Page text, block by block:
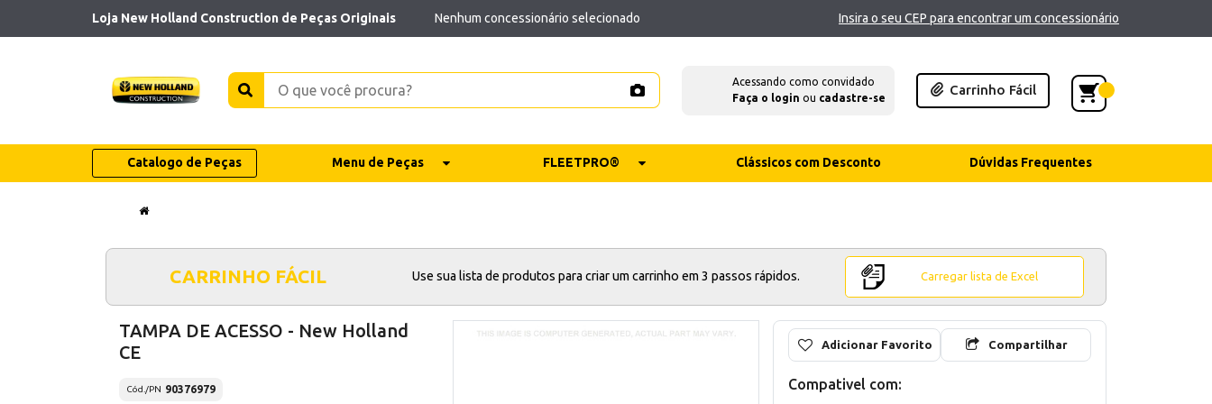
Loja New Holland Construction de Peças Originais Nenhum concessionário selecionado Insira o seu CEP para encontrar um concessionário
Acessando como convidado
Faça o login ou cadastre-se
Carrinho Fácil
Catalogo de Peças Menu de Peças FLEETPRO® Clássicos com Desconto Dúvidas Frequentes
CARRINHO FÁCIL Use sua lista de produtos para criar um carrinho em 3 passos rápidos. Carregar lista de Excel
TAMPA DE ACESSO - New Holland
CE
Cód./PN 90376979
Adicionar Favorito Compartilhar
Compativel com: